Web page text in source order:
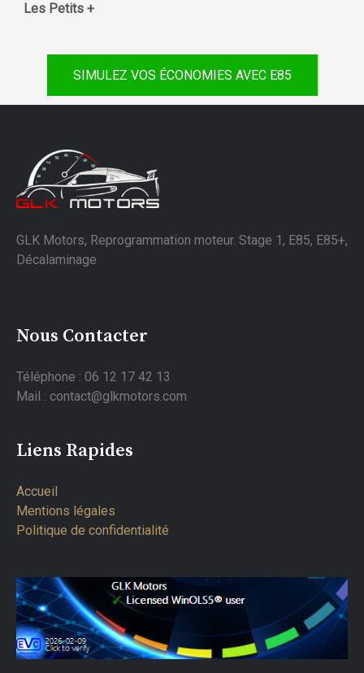
Les Petits +
SIMULEZ VOS ÉCONOMIES AVEC E85
GLK Motors, Reprogrammation moteur. Stage 1, E85, E85+,
Décalaminage
Nous Contacter
Téléphone : 06 12 17 42 13
Mail : contact@glkmotors.com
Liens Rapides
Accueil
Mentions légales
Politique de confidentialité